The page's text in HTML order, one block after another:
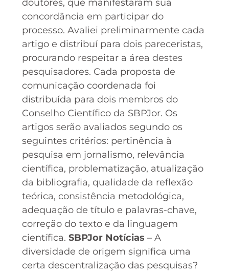
doutores, que manifestaram sua
concordância em participar do
processo. Avaliei preliminarmente cada
artigo e distribuí para dois pareceristas,
procurando respeitar a área destes
pesquisadores. Cada proposta de
comunicação coordenada foi
distribuída para dois membros do
Conselho Científico da SBPJor. Os
artigos serão avaliados segundo os
seguintes critérios: pertinência à
pesquisa em jornalismo, relevância
científica, problematização, atualização
da bibliografia, qualidade da reflexão
teórica, consistência metodológica,
adequação de título e palavras-chave,
correção do texto e da linguagem
científica. SBPJor Notícias – A
diversidade de origem significa uma
certa descentralização das pesquisas?